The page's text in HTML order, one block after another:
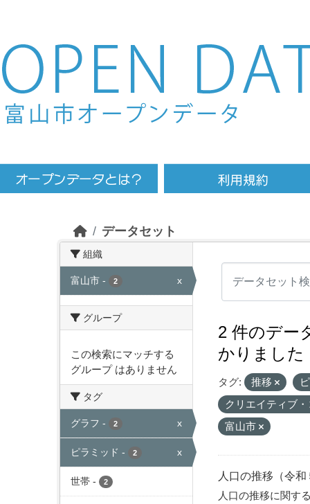
Skip to main content
データセット
組織
富山市 - 2 x
グループ
この検索にマッチする
グループ はありません
タグ
グラフ - 2 x
ピラミッド - 2 x
世帯 - 2
2 件のデー
かりました
タグ: 推移
クリエイティブ
富山市
人口の推移（令和
人口の推移に関す